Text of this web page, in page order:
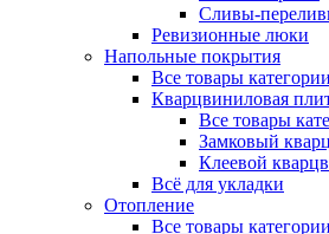
Сливы-
Ревизионные люки
Напольные покрытия
Все товары категории
Кварцвиниловая
Все товары
Замковый
Клеевой
Всё для укладки
Отопление
Все товары категории